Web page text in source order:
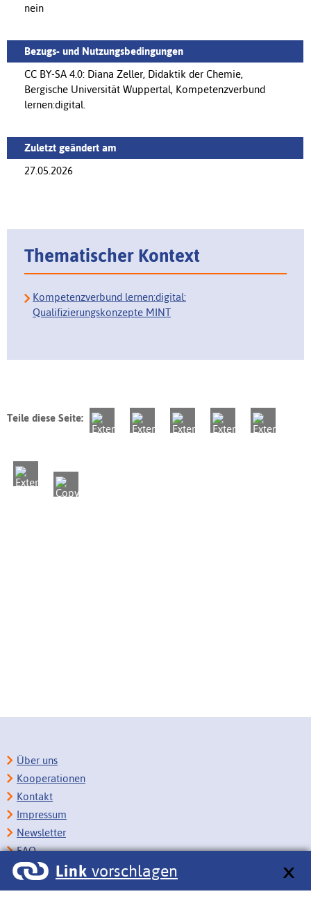
nein
Bezugs- und Nutzungsbedingungen
CC BY-SA 4.0: Diana Zeller, Didaktik der Chemie,
Bergische Universität Wuppertal, Kompetenzverbund
lernen:digital.
Zuletzt geändert am
27.05.2026
Thematischer Kontext
Kompetenzverbund lernen:digital:
Qualifizierungskonzepte MINT
Teile diese Seite:
Link vorschlagen
Über uns
Kooperationen
Kontakt
Impressum
Newsletter
FAQ
Copyright